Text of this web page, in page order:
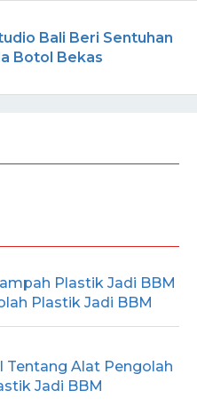
Bali Beri Sentuhan
Botol Bekas
Plastik Jadi BBM
Plastik Jadi BBM
Tentang Alat Pengolah
Jadi BBM